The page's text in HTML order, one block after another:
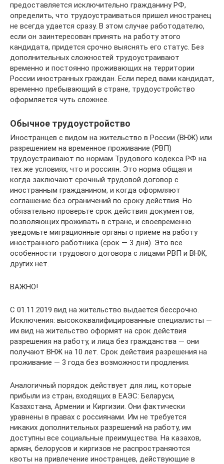
предоставляется исключительно гражданину РФ,
определить, что трудоустраиваться пришел иностранец
не всегда удается сразу. В этом случае работодателю,
если он заинтересован принять на работу этого
кандидата, придется срочно выяснять его статус. Без
дополнительных сложностей трудоустраивают
временно и постоянно проживающих на территории
России иностранных граждан. Если перед вами кандидат,
временно пребывающий в стране, трудоустройство
оформляется чуть сложнее.
Обычное трудоустройство
Иностранцев с видом на жительство в России (ВНЖ) или
разрешением на временное проживание (РВП)
трудоустраивают по нормам Трудового кодекса РФ на
тех же условиях, что и россиян. Это норма общая и
когда заключают срочный трудовой договор с
иностранным гражданином, и когда оформляют
соглашение без ограничений по сроку действия. Но
обязательно проверьте срок действия документов,
позволяющих проживать в стране, и своевременно
уведомьте миграционные органы о приеме на работу
иностранного работника (срок — 3 дня). Это все
особенности трудового договора с лицами РВП и ВНЖ,
других нет.
ВАЖНО!
С 01.11.2019 вид на жительство выдается бессрочно.
Исключения: высококвалифицированные специалисты —
им вид на жительство оформят на срок действия
разрешения на работу, и лица без гражданства — они
получают ВНЖ на 10 лет. Срок действия разрешения на
проживание — 3 года без возможности продления.
Аналогичный порядок действует для лиц, которые
прибыли из стран, входящих в ЕАЭС: Беларуси,
Казахстана, Армении и Киргизии. Они фактически
уравнены в правах с россиянами. Им не требуется
никаких дополнительных разрешений на работу, им
доступны все социальные преимущества. На казахов,
армян, белорусов и киргизов не распространяются
квоты на привлечение иностранцев, действующие в